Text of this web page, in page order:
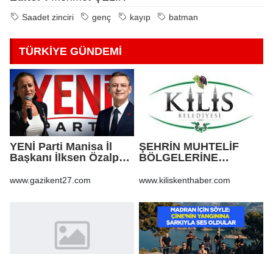
Saadet zinciri genç kayıp batman
TÜRKİYE GÜNDEMİ
YENİ Parti Manisa İl
Başkanı İlksen Özalper
www.gazikent27.com
ŞEHRİN MUHTELİF
BÖLGELERİNE
VE BOZULAN
ONARILMASI YAPIM İŞİ
www.kiliskenthaber.com